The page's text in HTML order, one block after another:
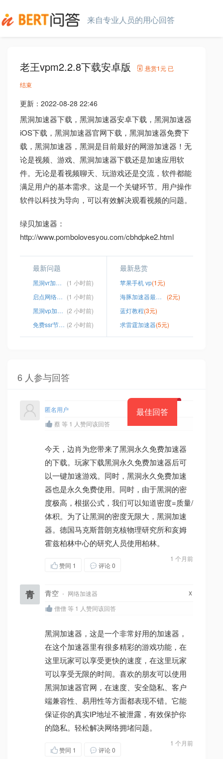
来自专业人员的用心回答
老王vpm2.2.8下载安卓版 悬赏1元 已
结束
更新： 2022-08-28 22:46
黑洞加速器下载，黑洞加速器安卓下载，黑洞加速器
iOS下载，黑洞加速器官网下载，黑洞加速器免费下
载，黑洞加速器，黑洞是目前最好的网游加速器！无
论是视频、游戏、黑洞加速器下载还是加速应用软
件。无论是看视频聊天、玩游戏还是交流，软件都能
满足用户的基本需求。这是一个关键环节。用户操作
软件以科技为导向，可以有效解决观看视频的问题。
绿贝加速器：
http://www.pombolovesyou.com/cbhdpke2.html
最新问题
黑洞vr加速器
(1 小时前)
启点网络加速器官网 (1 小时前)
黑洞vp加速器梯子 (2 小时前)
免费ssr节点分享 (2 小时前)
最新悬赏
苹果手机 vp(1元)
海豚加速器最新破解
(2元)
蓝灯教程(3元)
求雷霆加速器(5元)
6 人参与回答
最佳回答
匿名用户
蔡 等 1 人赞同该回答
今天，边肖为您带来了黑洞永久免费加速器
的下载。玩家下载黑洞永久免费加速器后可
以一键加速游戏。同时，黑洞永久免费加速
器也是永久免费使用。同时，由于黑洞的密
度极高，根据公式，我们可以知道密度=质量/
体积。为了让黑洞的密度无限大，黑洞加速
器。德国马克斯普朗克核物理研究所和亥姆
霍兹柏林中心的研究人员使用柏林。
1 个月前
赞同 1 评论 0
青 青空 · 网络加速器 x
僧僧 等 1 人赞同该回答
黑洞加速器，这是一个非常好用的加速器，
在这个加速器里有很多精彩的游戏功能，在
这里玩家可以享受更快的速度，在这里玩家
可以享受无限的时间。喜欢的朋友可以使用
黑洞加速器官网，在速度、安全隐私、客户
端兼容性、易用性等方面都表现不错。它能
保证你的真实IP地址不被泄露，有效保护你
的隐私。轻松解决网络拥堵问题。
1 个月前
赞同 1 评论 0